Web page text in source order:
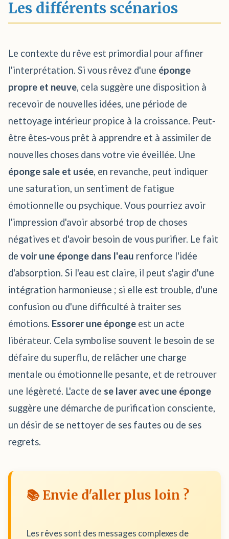
Les différents scénarios
Le contexte du rêve est primordial pour affiner
l'interprétation. Si vous rêvez d'une éponge
propre et neuve, cela suggère une disposition à
recevoir de nouvelles idées, une période de
nettoyage intérieur propice à la croissance. Peut-
être êtes-vous prêt à apprendre et à assimiler de
nouvelles choses dans votre vie éveillée. Une
éponge sale et usée, en revanche, peut indiquer
une saturation, un sentiment de fatigue
émotionnelle ou psychique. Vous pourriez avoir
l'impression d'avoir absorbé trop de choses
négatives et d'avoir besoin de vous purifier. Le fait
de voir une éponge dans l'eau renforce l'idée
d'absorption. Si l'eau est claire, il peut s'agir d'une
intégration harmonieuse ; si elle est trouble, d'une
confusion ou d'une difficulté à traiter ses
émotions. Essorer une éponge est un acte
libérateur. Cela symbolise souvent le besoin de se
défaire du superflu, de relâcher une charge
mentale ou émotionnelle pesante, et de retrouver
une légèreté. L'acte de se laver avec une éponge
suggère une démarche de purification consciente,
un désir de se nettoyer de ses fautes ou de ses
regrets.
📚 Envie d'aller plus loin ?
Les rêves sont des messages complexes de